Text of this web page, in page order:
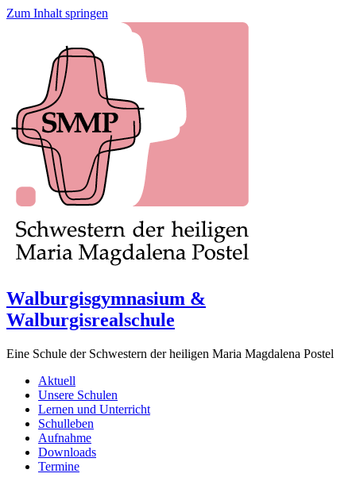
Zum Inhalt springen
Walburgisgymnasium &
Walburgisrealschule
Eine Schule der Schwestern der heiligen Maria Magdalena Postel
Aktuell
Unsere Schulen
Lernen und Unterricht
Schulleben
Aufnahme
Downloads
Termine